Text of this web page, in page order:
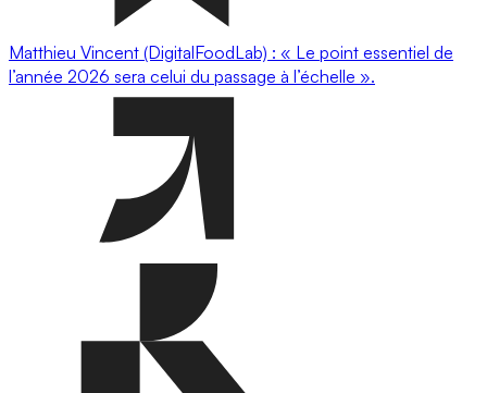
Matthieu Vincent (DigitalFoodLab) : « Le point essentiel de
l’année 2026 sera celui du passage à l’échelle ».